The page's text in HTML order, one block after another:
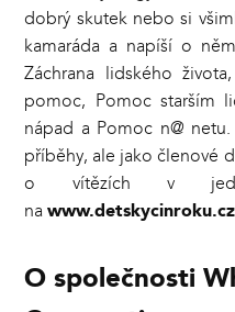
dobrý skutek nebo si
kamaráda a napíší o
Záchrana lidského
pomoc, Pomoc starším
nápad a Pomoc n@
příběhy, ale jako členové
o vítězích v
nawww.detskycinroku.cz
O společnosti